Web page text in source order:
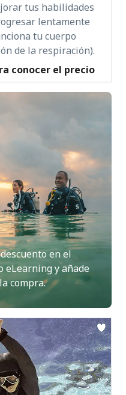
tus habilidades
lentamente
tu cuerpo
de la respiración).
conocer el precio
en el
eLearning y añade
compra.